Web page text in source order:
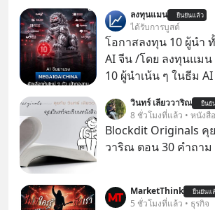
ลงทุนแมน ยืนยันแล้ว
ได้รับการบูสต์
โอกาสลงทุน 10 ผู้นำ
AI จีน /โดย ลงทุนแม
10 ผู้นำเน้น ๆ ในธีม
เจ้าของผู้นำ AI จีน ตั้ง
หน่วยความจำ โมเดล
✅ได้การรับยกเว้นภาษี
วินทร์ เลียววาริณ ยืนยั
8 ชั่วโมงที่แล้ว • หนังสือ
Blockdit Originals คุ
วาริณ ตอน 30 คำถาม
MarketThink ยืนยันแ
5 ชั่วโมงที่แล้ว • ธุรกิจ